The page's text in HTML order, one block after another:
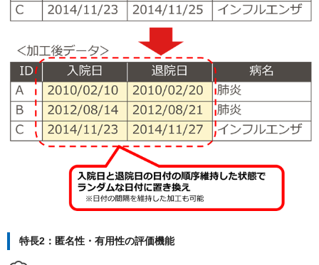
特長2：匿名性・有用性の評価機能